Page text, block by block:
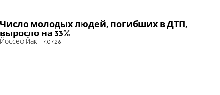
Число молодых людей, погибших в ДТП,
выросло на 33%
Йоссеф Йак 7.07.26